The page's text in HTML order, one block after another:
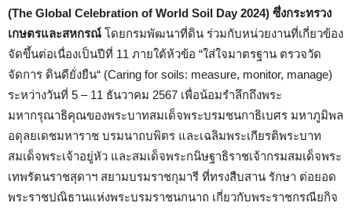
(The Global Celebration of World Soil Day 2024) ซึ่งกระทรวง
เกษตรและสหกรณ์ โดยกรมพัฒนาที่ดิน ร่วมกับหน่วยงานที่เกี่ยวข้อง
จัดขึ้นต่อเนื่องเป็นปีที่ 11 ภายใต้ห้วข้อ “ใส่ใจมาตรฐาน ตรวจวัด
จัดการ ดินดียั่งยืน“ (Caring for soils: measure, monitor, manage)
ระหว่างวันที่ 5 – 11 ธันวาคม 2567 เพื่อน้อมรำลึกถึงพระ
มหากรุณาธิคุณของพระบาทสมเด็จพระบรมชนกาธิเบศร มหาภูมิพล
อดุลยเดชมหาราช บรมนาถบพิตร และเฉลิมพระเกียรติพระบาท
สมเด็จพระเจ้าอยู่หัว และสมเด็จพระกนิษฐาธิราชเจ้ากรมสมเด็จพระ
เทพรัตนราชสุดาฯ สยามบรมราชกุมารี ที่ทรงสืบสาน รักษา ต่อยอด
พระราชปณิธานแห่งพระบรมราชนกนาถ เกี่ยวกับพระราชกรณียกิจ